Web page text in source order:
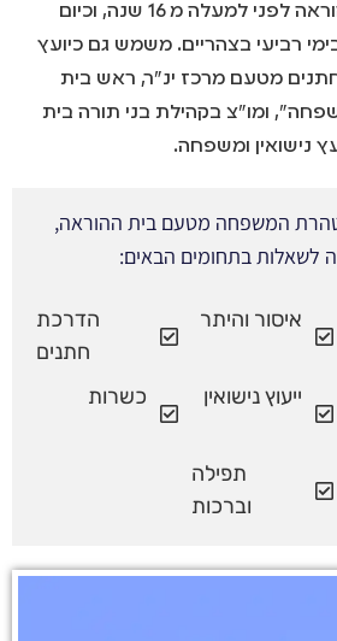
החל לשמש בבית ההוראה לפני למעלה מ 16 שנה, וכיום
רביעי בצהריים. משמש גם כיועץ
חתנים מטעם מרכז ינ"ר, ראש בית
ומו"צ בקהילת בני תורה בית
נישואין ומשפחה.
טהרת המשפחה מטעם בית ההוראה,
לשאלות בתחומים הבאים:
איסור והיתר
הדרכת
חתנים
ייעוץ נישואין כשרות
תפילה
וברכות